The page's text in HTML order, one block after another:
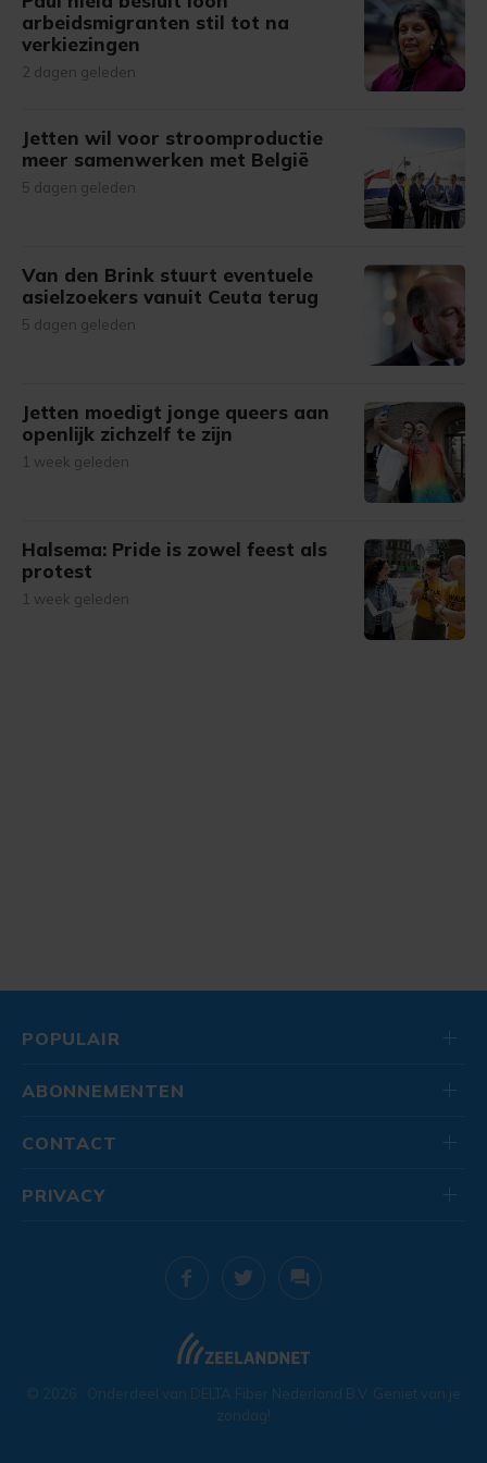
arbeidsmigranten stil tot na
verkiezingen
2 dagen geleden
Jetten wil voor stroomproductie
meer samenwerken met België
5 dagen geleden
Van den Brink stuurt eventuele
asielzoekers vanuit Ceuta terug
5 dagen geleden
Jetten moedigt jonge queers aan
openlijk zichzelf te zijn
1 week geleden
Halsema: Pride is zowel feest als
protest
1 week geleden
POPULAIR
ABONNEMENTEN
CONTACT
© 2026 . Onderdeel van DELTA Fiber Nederland B.V. Geniet van je
zondag!
PRIVACY